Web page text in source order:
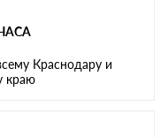
Краснодару и
краю